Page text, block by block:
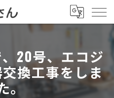
20号、エコジ
換工事をしま
。